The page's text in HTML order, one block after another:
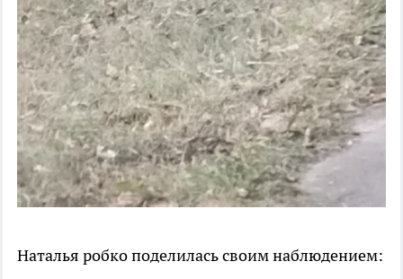
Наталья робко поделилась своим наблюдением: